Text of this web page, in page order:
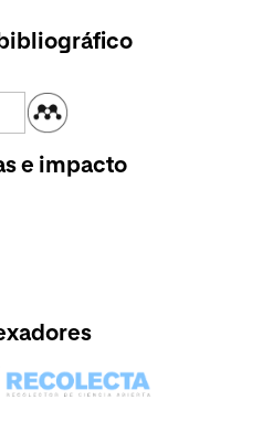
e impacto